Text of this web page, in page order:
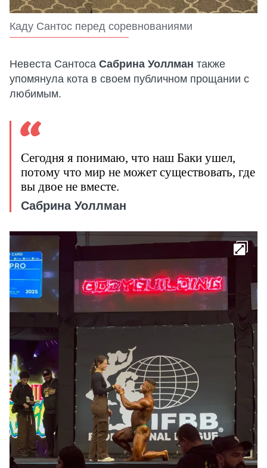
Каду Сантос перед соревнованиями
Невеста Сантоса Сабрина Уоллман также
упомянула кота в своем публичном прощании с
любимым.
Сегодня я понимаю, что наш Баки ушел,
потому что мир не может существовать, где
вы двое не вместе.
Сабрина Уоллман